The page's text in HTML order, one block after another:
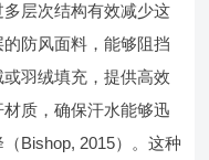
层次结构有效减少这
防风面料，能够阻挡
羽绒填充，提供高效
质，确保汗水能够迅
Bishop, 2015）。这种